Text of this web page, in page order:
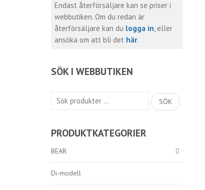
Endast återförsäljare kan se priser i
webbutiken. Om du redan är
återförsäljare kan du logga in, eller
ansöka om att bli det här.
SÖK I WEBBUTIKEN
Sök
SÖK
PRODUKTKATEGORIER
BEAR
Di-modell